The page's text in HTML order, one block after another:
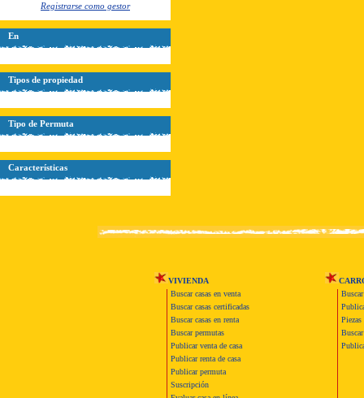
Registrarse como gestor
En
Tipos de propiedad
Tipo de Permuta
Características
VIVIENDA
Buscar casas en venta
Buscar casas certificadas
Buscar casas en renta
Buscar permutas
Publicar venta de casa
Publicar renta de casa
Publicar permuta
Suscripción
Piezas